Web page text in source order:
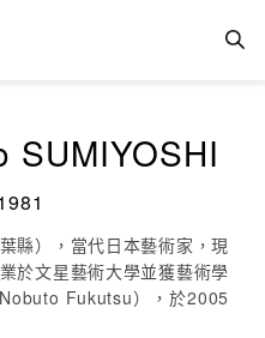
SUMIYOSHI
縣），當代日本藝術家，現
於文星藝術大學並獲藝術學
Fukutsu），於2005